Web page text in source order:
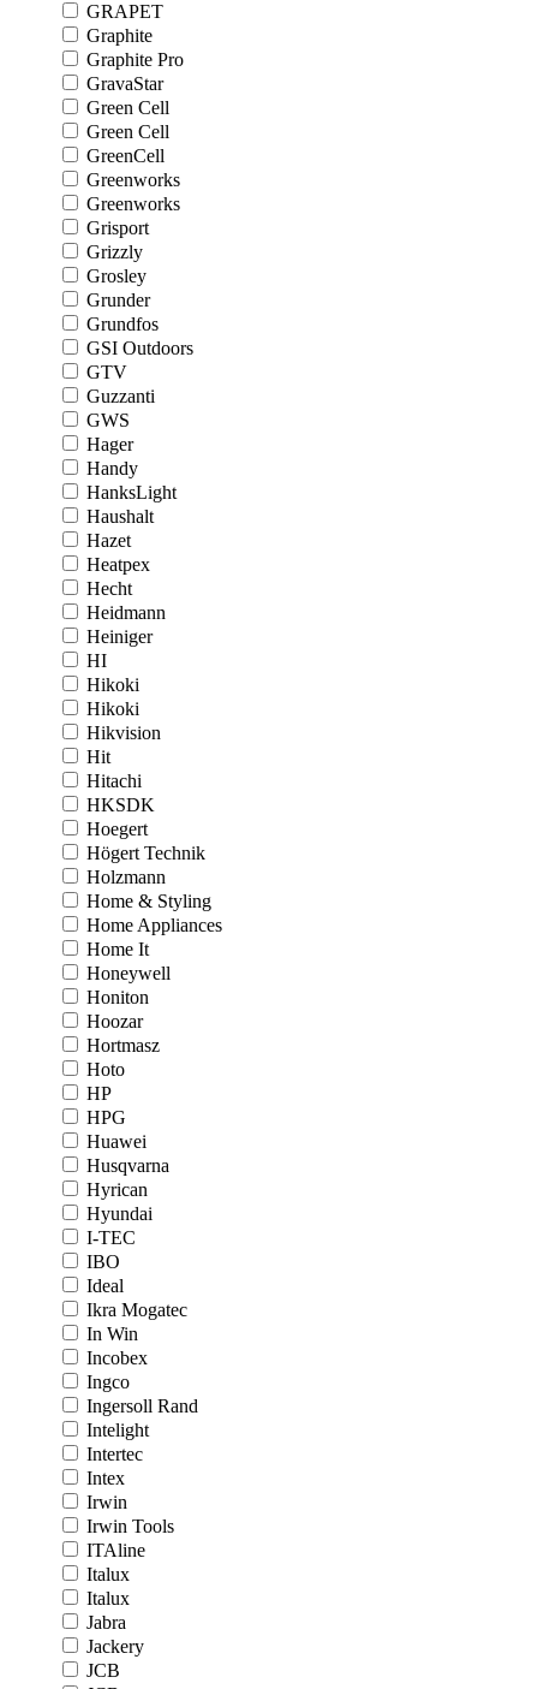
GRAPET
Graphite
Graphite Pro
GravaStar
Green Cell
Green Cell
GreenCell
Greenworks
Greenworks
Grisport
Grizzly
Grosley
Grunder
Grundfos
GSI Outdoors
GTV
Guzzanti
GWS
Hager
Handy
HanksLight
Haushalt
Hazet
Heatpex
Hecht
Heidmann
Heiniger
HI
Hikoki
Hikoki
Hikvision
Hit
Hitachi
HKSDK
Hoegert
Högert Technik
Holzmann
Home & Styling
Home Appliances
Home It
Honeywell
Honiton
Hoozar
Hortmasz
Hoto
HP
HPG
Huawei
Husqvarna
Hyrican
Hyundai
I-TEC
IBO
Ideal
Ikra Mogatec
In Win
Incobex
Ingco
Ingersoll Rand
Intelight
Intertec
Intex
Irwin
Irwin Tools
ITAline
Italux
Italux
Jabra
Jackery
JCB